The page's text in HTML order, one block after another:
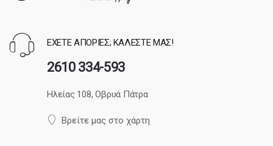
ΕΧΕΤΕ ΑΠΟΡΙΕΣ; ΚΑΛΕΣΤΕ ΜΑΣ!
2610 334-593
Ηλείας 108, Οβρυά Πάτρα
Βρείτε μας στο χάρτη